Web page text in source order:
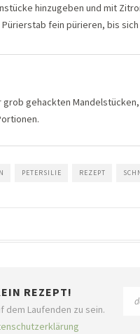
hinzugeben und mit
fein pürieren, bis
grob gehackten
PETERSILIE REZEPT
REZEPT!
dem Laufenden zu sein.